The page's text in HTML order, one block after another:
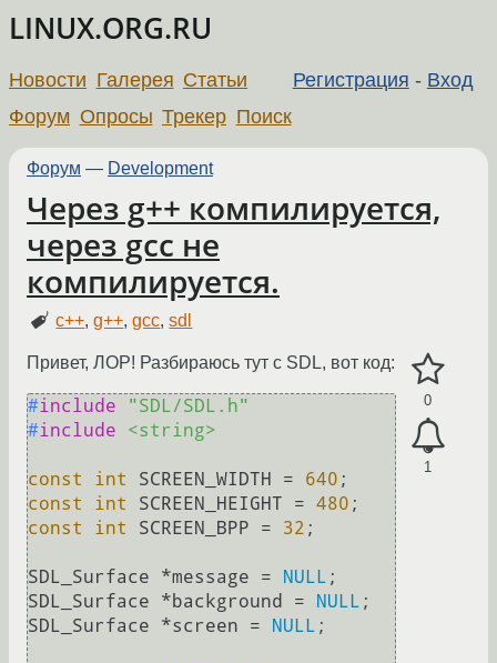
LINUX.ORG.RU
Регистрация - Вход
Новости Галерея Статьи
Форум Опросы Трекер Поиск
Форум — Development
Через g++ компилируется,
через gcc не
компилируется.
c++,g++,gcc,sdl
0
1
Привет, ЛОР! Разбираюсь тут с SDL, вот код:
#include
"SDL/SDL.h"
#include <string>
const int SCREEN_WIDTH = 640
const
int SCREEN_HEIGHT = 480
const
int SCREEN_BPP = 32 ;
SDL_Surface *message = NULL ;
SDL_Surface *background =
NULL ;
SDL_Surface *screen =
NULL ;